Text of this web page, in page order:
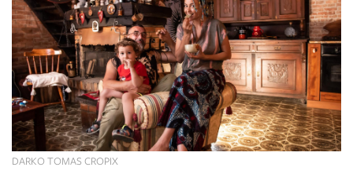
DARKO TOMAS CROPIX